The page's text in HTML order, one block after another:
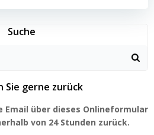
Suche
Sie gerne zurück
Email über dieses Onlineformular
von 24 Stunden zurück.